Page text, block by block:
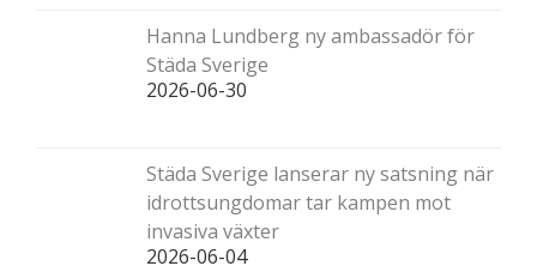
Hanna Lundberg ny ambassadör för
Städa Sverige
2026-06-30
Städa Sverige lanserar ny satsning när
idrottsungdomar tar kampen mot
invasiva växter
2026-06-04